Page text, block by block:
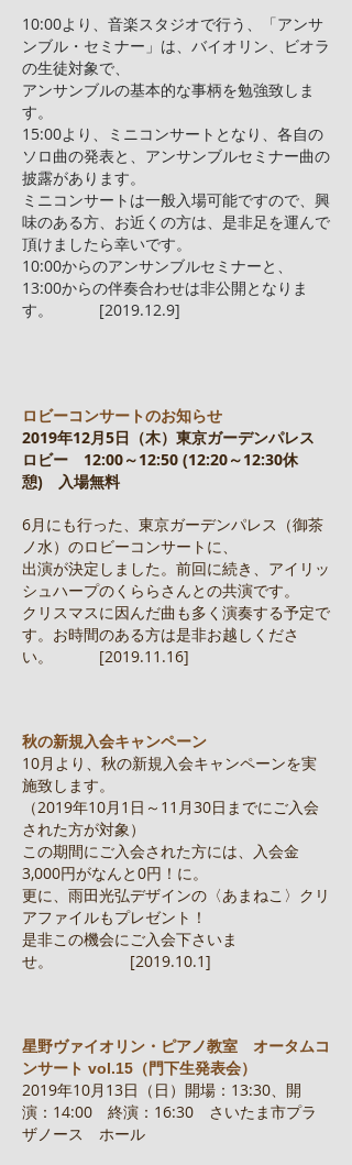
10:00より、音楽スタジオで行う、「アンサ
ンブル・セミナー」は、バイオリン、ビオラ
の生徒対象で、
アンサンブルの基本的な事柄を勉強致しま
す。
15:00より、ミニコンサートとなり、各自の
ソロ曲の発表と、アンサンブルセミナー曲の
披露があります。
ミニコンサートは一般入場可能ですので、興
味のある方、お近くの方は、是非足を運んで
頂けましたら幸いです。
10:00からのアンサンブルセミナーと、
13:00からの伴奏合わせは非公開となりま
す。 [2019.12.9]
ロビーコンサートのお知らせ
2019年12月5日（木）東京ガーデンパレス
ロビー 12:00～12:50 (12:20～12:30休
憩) 入場無料
6月にも行った、東京ガーデンパレス（御茶
ノ水）のロビーコンサートに、
出演が決定しました。前回に続き、アイリッ
シュハープのくららさんとの共演です。
クリスマスに因んだ曲も多く演奏する予定で
す。お時間のある方は是非お越しくださ
い。 [2019.11.16]
秋の新規入会キャンペーン
10月より、秋の新規入会キャンペーンを実
施致します。
（2019年10月1日～11月30日までにご入会
された方が対象）
この期間にご入会された方には、入会金
3,000円がなんと0円！に。
更に、雨田光弘デザインの〈あまねこ〉クリ
アファイルもプレゼント！
是非この機会にご入会下さいま
せ。 [2019.10.1]
星野ヴァイオリン・ピアノ教室 オータムコ
ンサート vol.15（門下生発表会）
2019年10月13日（日）開場：13:30、開
演：14:00 終演：16:30 さいたま市プラ
ザノース ホール